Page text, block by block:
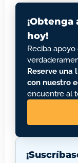
hoy!
Reciba
Reserve
con nuestro
encuentre al